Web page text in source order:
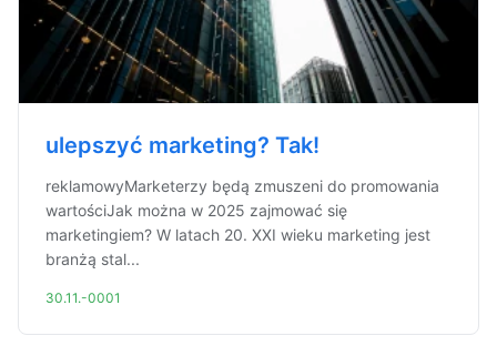
ulepszyć marketing? Tak!
reklamowyMarketerzy będą zmuszeni do promowania
wartościJak można w 2025 zajmować się
marketingiem? W latach 20. XXI wieku marketing jest
branżą stal...
30.11.-0001